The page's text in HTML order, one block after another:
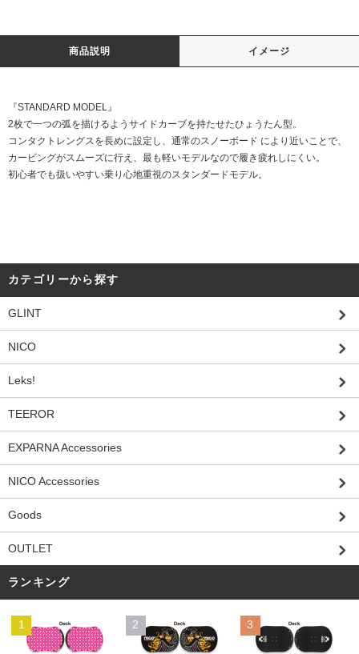
商品説明 イメージ
『STANDARD MODEL』
2枚で一つの弧を描けるようサイドカーブを持たせたひょうたん型。
コンタクトレングスを長めに設定し、通常のスノーボード により近いことで、
カービングがスムーズに行え、最も軽いモデルなので履き疲れしにくい。
初心者でも扱いやすい乗り心地重視のスタンダードモデル。
カテゴリーから探す
GLINT
NICO
Leks!
TEEROR
EXPARNA Accessories
NICO Accessories
Goods
OUTLET
ランキング
1 2 3